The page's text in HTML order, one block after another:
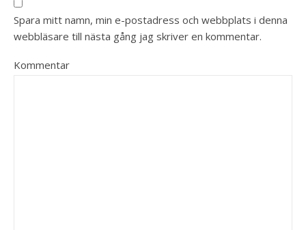
Spara mitt namn, min e-postadress och webbplats i denna
webbläsare till nästa gång jag skriver en kommentar.
Kommentar